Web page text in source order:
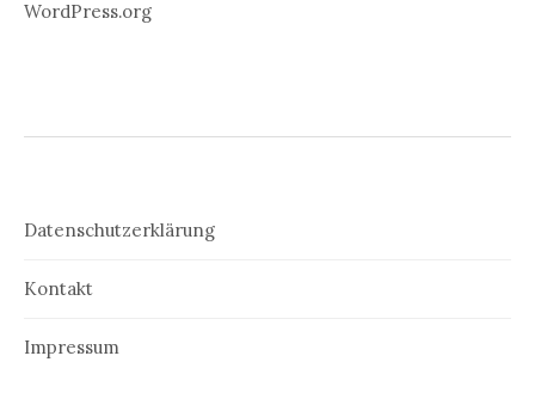
WordPress.org
Datenschutzerklärung
Kontakt
Impressum